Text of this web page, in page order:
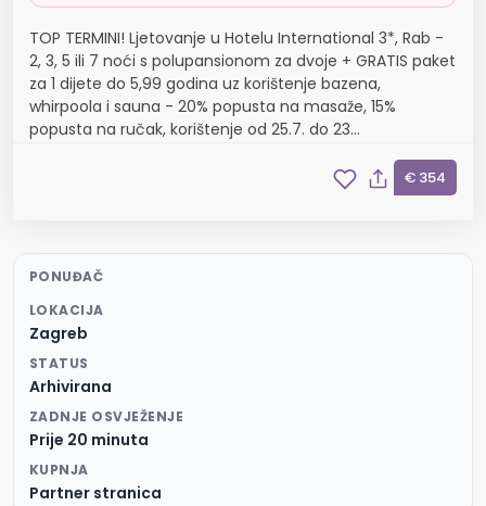
TOP TERMINI! Ljetovanje u Hotelu International 3*, Rab -
2, 3, 5 ili 7 noći s polupansionom za dvoje + GRATIS paket
za 1 dijete do 5,99 godina uz korištenje bazena,
whirpoola i sauna - 20% popusta na masaže, 15%
popusta na ručak, korištenje od 25.7. do 23...
€ 354
PONUĐAČ
LOKACIJA
Zagreb
STATUS
Arhivirana
ZADNJE OSVJEŽENJE
Prije 20 minuta
KUPNJA
Partner stranica